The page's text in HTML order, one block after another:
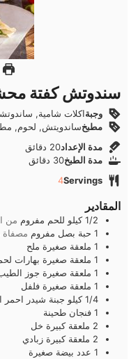
سندوتش كفتة
وجبةاكلات شامية,
مطبخساندويتش, لحوم,
مدة الإعداد20 دقائق
دقائق
مدة الطبخ30 دقائق
دقائق
Servings
4
المقادير
1/2 كيلو للحم مفروم من
1 حبة بصل مفروم مصفاة
1 ملعقة صغيرة ملح
1 ملعقة صغيرة بهارات
1 ملعقة صغيرة جوز
1 ملعقة صغيرة فلفل
1/4 كيلو جبنة شيدر احمر
1 فنجان طحينة
2 ملعقة كبيرة خل
2 ملعقة كبيرة زبادي
1 عدد بيضة صغيرة